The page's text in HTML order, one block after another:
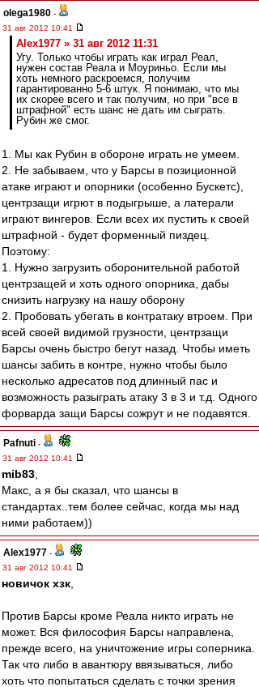
olega1980 -
31 авг 2012 10:41
Alex1977 » 31 авг 2012 11:31
Угу. Только чтобы играть как играл Реал,
нужен состав Реала и Моуриньо. Если мы
хоть немного раскроемся, получим
гарантированно 5-6 штук. Я понимаю, что мы
их скорее всего и так получим, но при "все в
штрафной" есть шанс не дать им сыграть.
Рубин же смог.
1. Мы как Рубин в обороне играть не умеем.
2. Не забываем, что у Барсы в позиционной
атаке играют и опорники (особенно Бускетс),
центрзащи игрют в подыгрыше, а латерали
играют вингеров. Если всех их пустить к своей
штрафной - будет форменный пиздец.
Поэтому:
1. Нужно загрузить оборонительной работой
центрзащей и хоть одного опорника, дабы
снизить нагрузку на нашу оборону
2. Пробовать убегать в контратаку втроем. При
всей своей видимой грузности, центрзащи
Барсы очень быстро бегут назад. Чтобы иметь
шансы забить в контре, нужно чтобы было
несколько адресатов под длинный пас и
возможность разыграть атаку 3 в 3 и т.д. Одного
форварда защи Барсы сожрут и не подавятся.
Pafnuti -
31 авг 2012 10:41
mib83
Макс, а я бы сказал, что шансы в
стандартах..тем более сейчас, когда мы над
ними работаем))
Alex1977 -
31 авг 2012 10:41
новичок хзк
Против Барсы кроме Реала никто играть не
может. Вся философия Барсы направлена,
прежде всего, на уничтожение игры соперника.
Так что либо в авантюру ввязываться, либо
хоть что попытаться сделать с точки зрения